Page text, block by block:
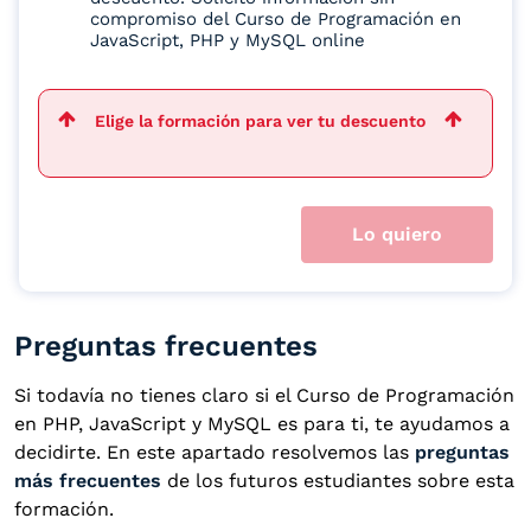
compromiso del Curso de Programación en
JavaScript, PHP y MySQL online
Elige la formación para ver tu descuento
Lo quiero
Preguntas frecuentes
Si todavía no tienes claro si el Curso de Programación
en PHP, JavaScript y MySQL es para ti, te ayudamos a
decidirte. En este apartado resolvemos las preguntas
más frecuentes de los futuros estudiantes sobre esta
formación.